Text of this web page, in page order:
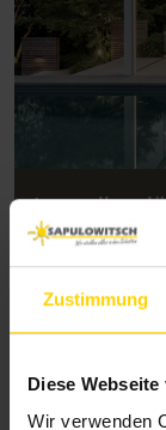
Zustimmung
Diese
Wir verwenden
Freien.